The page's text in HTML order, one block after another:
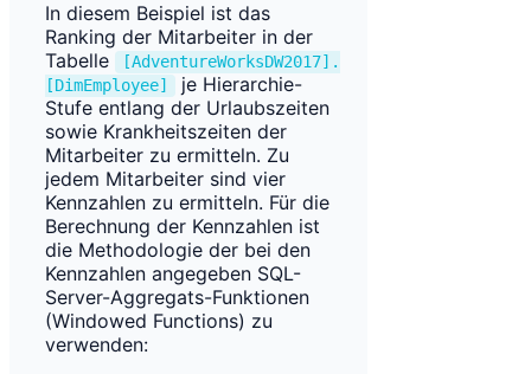
In diesem Beispiel ist das
Ranking der Mitarbeiter in der
Tabelle
[AdventureWorksDW2017].
[DimEmployee]
je Hierarchie-
Stufe entlang der Urlaubszeiten
sowie Krankheitszeiten der
Mitarbeiter zu ermitteln. Zu
jedem Mitarbeiter sind vier
Kennzahlen zu ermitteln. Für die
Berechnung der Kennzahlen ist
die Methodologie der bei den
Kennzahlen angegeben SQL-
Server-Aggregats-Funktionen
(Windowed Functions) zu
verwenden: